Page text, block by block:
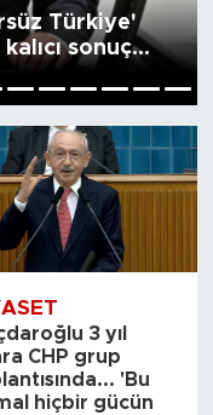
Türkiye'
sonuç
3 yıl
CHP grup
'Bu
hiçbir gücün